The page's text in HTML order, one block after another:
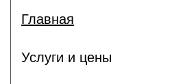
Главная
Услуги и цены